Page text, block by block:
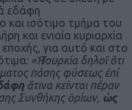
εδάφη
και ισότιμο τμήμα του
και ενιαία κυριαρχία
για αυτό και στο
«Ἡ Τουρκία δηλοῖ ὅτι
πάσης φύσεως ἐπί
ἅτινα κείνται πέραν
Συνθήκης ὁρίων, ὡς